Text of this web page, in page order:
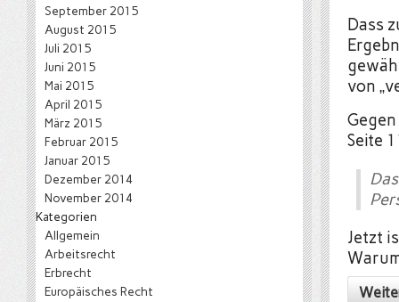
Dass
von
Seite
Jetzt
September 2015
August 2015
Juli 2015
Juni 2015
Mai 2015
April 2015
März 2015
Februar 2015
Januar 2015
Dezember 2014
November 2014
Kategorien
Allgemein
Arbeitsrecht
Erbrecht
Europäisches Recht